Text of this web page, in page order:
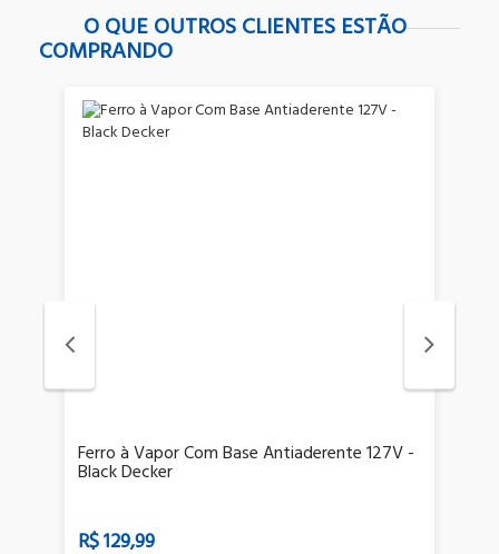
O QUE OUTROS CLIENTES ESTÃO
COMPRANDO
Ferro à Vapor Com Base Antiaderente 127V -
Black Decker
R$ 129,99